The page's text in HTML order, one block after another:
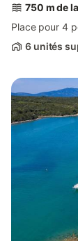
750 m de
Place pour 4
6 unités